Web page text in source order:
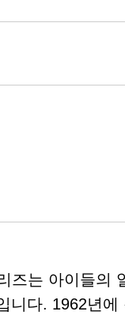
즈는 아이들의
니다. 1962년